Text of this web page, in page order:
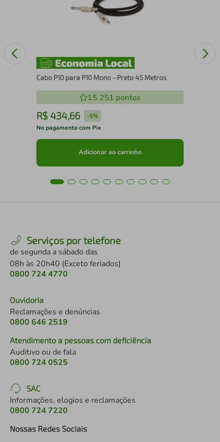
Cabo P10 para P10 Mono - Preto 45 Metros
15.251 pontos
R$ 434,66 -5%
No pagamento com Pix
Adicionar ao carrinho
Serviços por telefone
de segunda a sábado das
08h às 20h40 (Exceto feriados)
0800 724 4770
Ouvidoria
Reclamações e denúncias
0800 646 2519
Atendimento a pessoas com deficiência
Auditivo ou de fala
0800 724 0525
SAC
Informações, elogios e reclamações
0800 724 7220
Nossas Redes Sociais